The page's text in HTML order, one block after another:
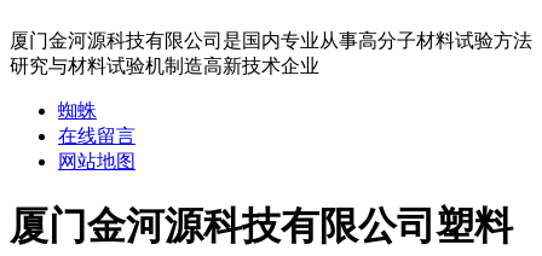
厦门金河源科技有限公司是国内专业从事高分子材料试验方法
研究与材料试验机制造高新技术企业
蜘蛛
在线留言
网站地图
厦门金河源科技有限公司塑料